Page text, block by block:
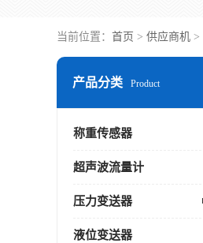
当前位置： 首页 > 供应商机 >
产品分类 Product
称重传感器
超声波流量计
压力变送器
液位变送器